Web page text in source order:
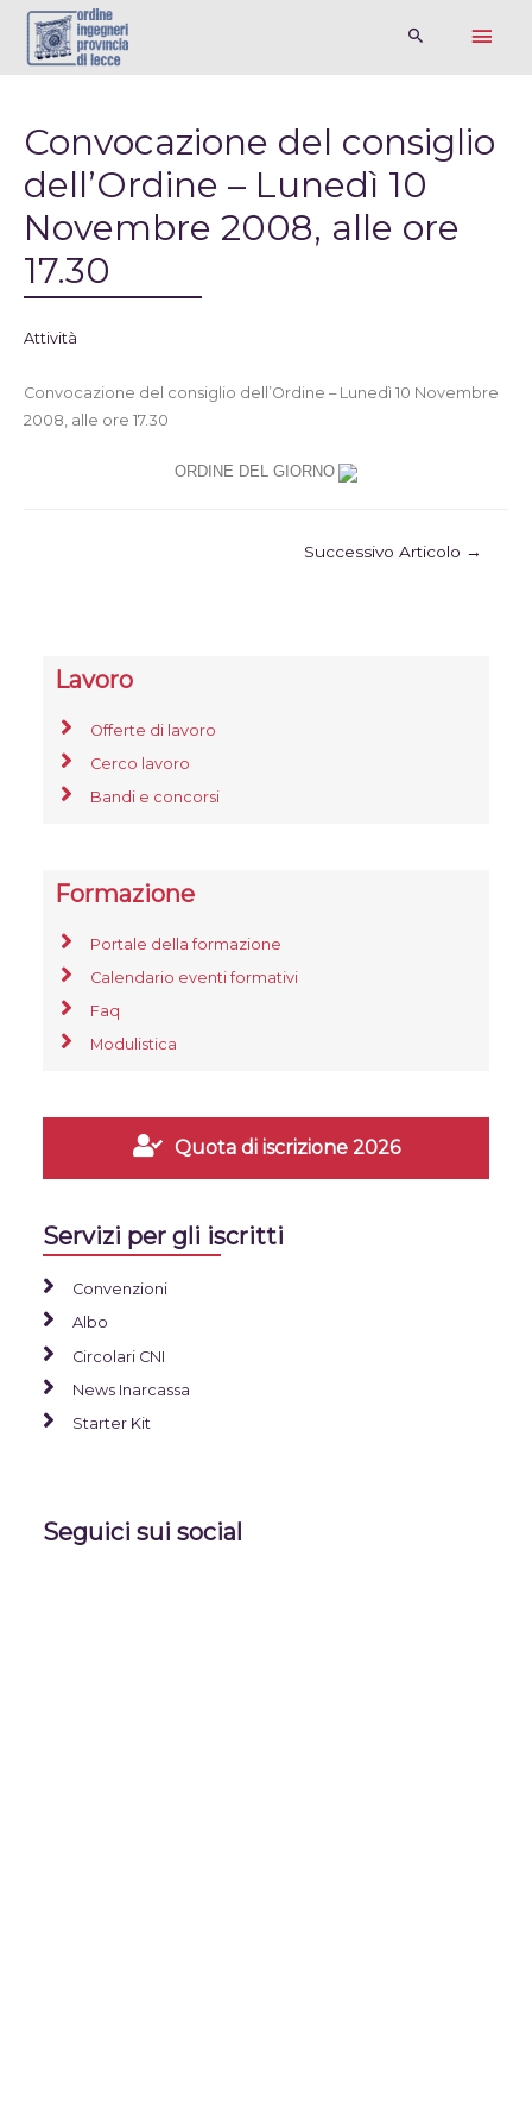
Convocazione del consiglio
dell’Ordine – Lunedì 10
Novembre 2008, alle ore
17.30
Attività
Convocazione del consiglio dell’Ordine – Lunedì 10 Novembre
2008, alle ore 17.30
ORDINE DEL GIORNO
Successivo Articolo →
Lavoro
Offerte di lavoro
Cerco lavoro
Bandi e concorsi
Formazione
Portale della formazione
Calendario eventi formativi
Faq
Modulistica
Quota di iscrizione 2026
Servizi per gli iscritti
Convenzioni
Albo
Circolari CNI
News Inarcassa
Starter Kit
Seguici sui social